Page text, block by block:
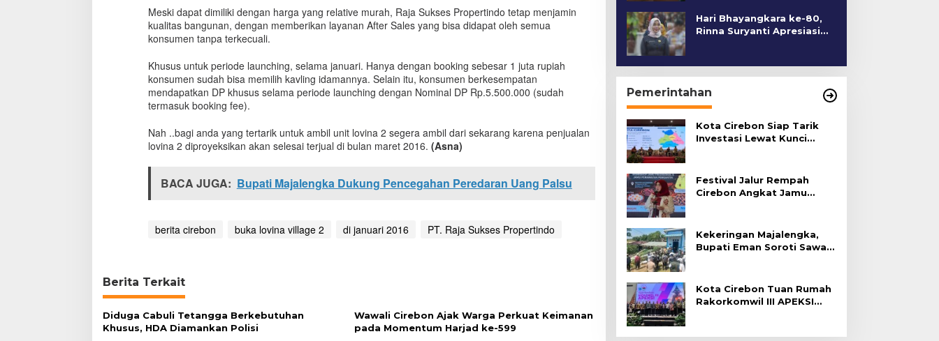
k
a
L
v
i
n
a
l
l
g
e
i
u
a
r
i
2
Meski dapat dimiliki dengan harga yang relative murah, Raja Sukses Propertindo tetap menjamin
kualitas bangunan, dengan memberikan layanan After Sales yang bisa didapat oleh semua
konsumen tanpa terkecuali.
Khusus untuk periode launching, selama januari. Hanya dengan booking sebesar 1 juta rupiah
konsumen sudah bisa memilih kavling idamannya. Selain itu, konsumen berkesempatan
mendapatkan DP khusus selama periode launching dengan Nominal DP Rp.5.500.000 (sudah
termasuk booking fee).
Nah ..bagi anda yang tertarik untuk ambil unit lovina 2 segera ambil dari sekarang karena penjualan
lovina 2 diproyeksikan akan selesai terjual di bulan maret 2016. (Asna)
BACA JUGA: Bupati Majalengka Dukung Pencegahan Peredaran Uang Palsu
berita cirebon buka lovina village 2 di januari 2016 PT. Raja Sukses Propertindo
Berita Terkait
Diduga Cabuli Tetangga Berkebutuhan
Khusus, HDA Diamankan Polisi
Wawali Cirebon Ajak Warga Perkuat Keimanan
pada Momentum Harjad ke-599
Hari Bhayangkara ke-80,
Rinna Suryanti Apresiasi
Pemerintahan
Kota Cirebon Siap Tarik
Investasi Lewat Kunci
Festival Jalur Rempah
Cirebon Angkat Jamu
Kekeringan Majalengka,
Bupati Eman Soroti Sawah
Kota Cirebon Tuan Rumah
Rakorkomwil III APEKSI